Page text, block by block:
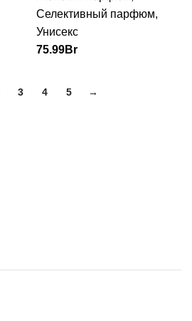
Селективный парфюм,
Унисекс
75.99Br
3 4 5 →